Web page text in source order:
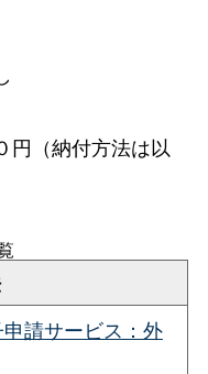
円（納付方法は以
請サービス：外